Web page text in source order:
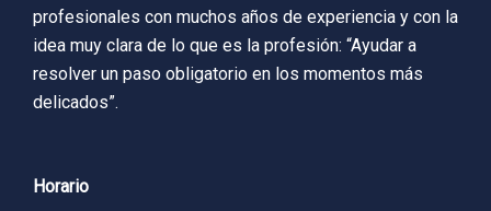
profesionales con muchos años de experiencia y con la
idea muy clara de lo que es la profesión: “Ayudar a
resolver un paso obligatorio en los momentos más
delicados”.
Horario